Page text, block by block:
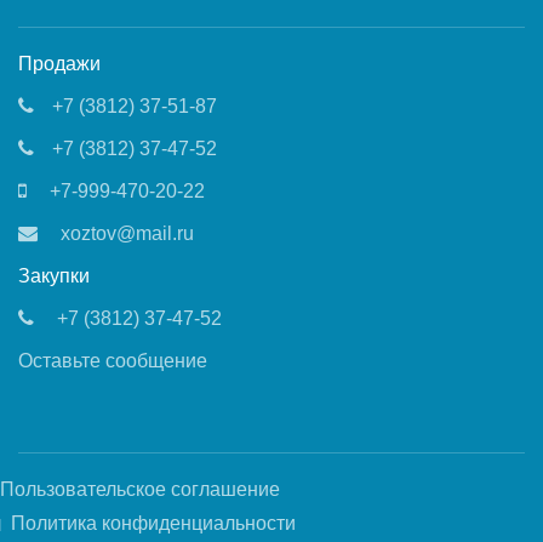
Продажи
+7 (3812) 37-51-87
+7 (3812) 37-47-52
+7-999-470-20-22
xoztov@mail.ru
Закупки
+7 (3812) 37-47-52
Оставьте сообщение
Пользовательское соглашение
Политика конфиденциальности